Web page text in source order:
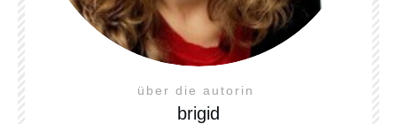
über die autorin
brigid